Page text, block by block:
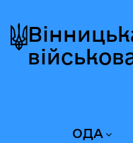
до
головного
до
головного
вмісту
до
головного
колонтитула
ОДА